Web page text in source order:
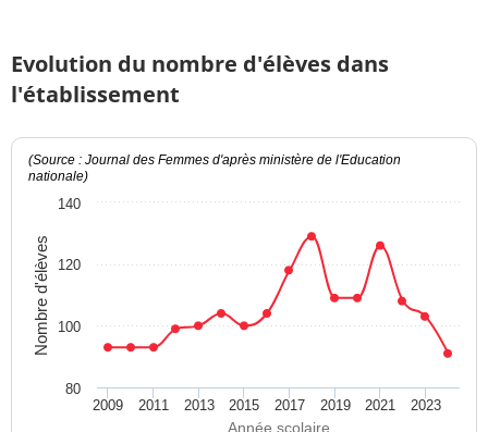
Evolution du nombre d'élèves dans
l'établissement
Année scolaire
Nombre d'élèves
(Source : Journal des Femmes d'après ministère de l'Education
nationale)
2009 2011 2013 2015 2017 2019 2021 2023
80
100
120
140